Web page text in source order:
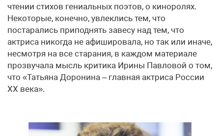
чтении стихов гениальных поэтов, о киноролях.
Некоторые, конечно, увлеклись тем, что
постарались приподнять завесу над тем, что
актриса никогда не афишировала, но так или иначе,
несмотря на все старания, в каждом материале
прозвучала мысль критика Ирины Павловой о том,
что «Татьяна Доронина – главная актриса России
XX века».